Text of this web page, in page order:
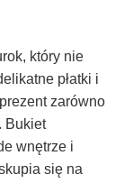
który nie
płatki i
zarówno
Bukiet
wnętrze i
się na